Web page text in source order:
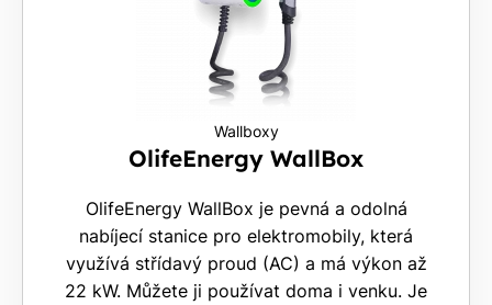
Wallboxy
OlifeEnergy WallBox
OlifeEnergy WallBox je pevná a odolná
nabíjecí stanice pro elektromobily, která
využívá střídavý proud (AC) a má výkon až
22 kW. Můžete ji používat doma i venku. Je